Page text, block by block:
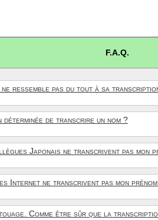
F.A.Q.
ne ressemble pas du tout à sa
de transcrire un nom ?
Japonais ne transcrivent pas mon
Internet ne transcrivent pas mon prénom
Comme être sûr que la